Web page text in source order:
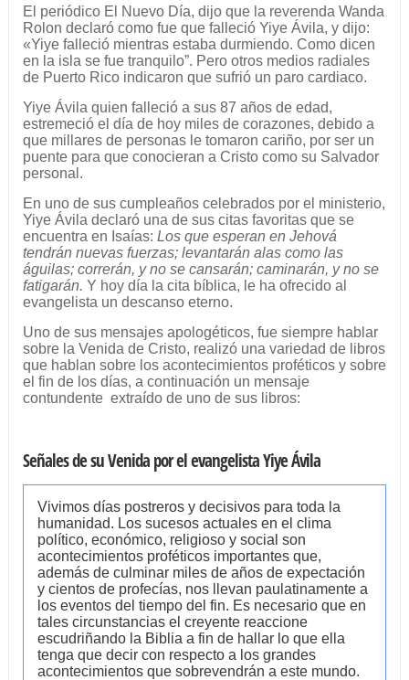
El periódico El Nuevo Día, dijo que la reverenda Wanda
Rolon declaró como fue que falleció Yiye Ávila, y dijo:
«Yiye falleció mientras estaba durmiendo. Como dicen
en la isla se fue tranquilo”. Pero otros medios radiales
de Puerto Rico indicaron que sufrió un paro cardiaco.
Yiye Ávila quien falleció a sus 87 años de edad,
estremeció el día de hoy miles de corazones, debido a
que millares de personas le tomaron cariño, por ser un
puente para que conocieran a Cristo como su Salvador
personal.
En uno de sus cumpleaños celebrados por el ministerio,
Yiye Ávila declaró una de sus citas favoritas que se
encuentra en Isaías: Los que esperan en Jehová
tendrán nuevas fuerzas; levantarán alas como las
águilas; correrán, y no se cansarán; caminarán, y no se
fatigarán. Y hoy día la cita bíblica, le ha ofrecido al
evangelista un descanso eterno.
Uno de sus mensajes apologéticos, fue siempre hablar
sobre la Venida de Cristo, realizó una variedad de libros
que hablan sobre los acontecimientos proféticos y sobre
el fin de los días, a continuación un mensaje
contundente extraído de uno de sus libros:
Señales de su Venida por el evangelista Yiye Ávila
Vivimos días postreros y decisivos para toda la
humanidad. Los sucesos actuales en el clima
político, económico, religioso y social son
acontecimientos proféticos importantes que,
además de culminar miles de años de expectación
y cientos de profecías, nos llevan paulatinamente a
los eventos del tiempo del fin. Es necesario que en
tales circunstancias el creyente reaccione
escudriñando la Biblia a fin de hallar lo que ella
tenga que decir con respecto a los grandes
acontecimientos que sobrevendrán a este mundo.